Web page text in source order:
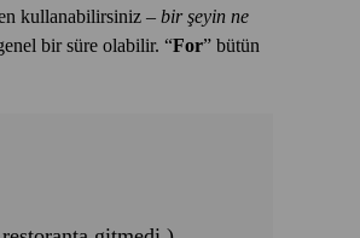
kullanabilirsiniz – bir şeyin ne
bir süre olabilir. “For” bütün